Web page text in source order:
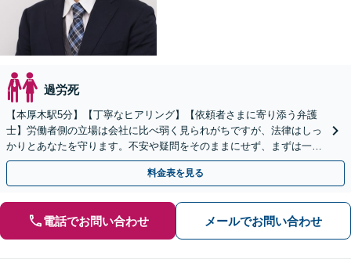
過労死
【本厚木駅5分】【丁寧なヒアリング】【依頼者さまに寄り添う弁護
士】労働者側の立場は会社に比べ弱く見られがちですが、法律はしっ
かりとあなたを守ります。不安や疑問をそのままにせず、まずは一度
弁護士にご相談ください。【休日・夜間も対応】
料金表を見る
電話でお問い合わせ メールでお問い合わせ